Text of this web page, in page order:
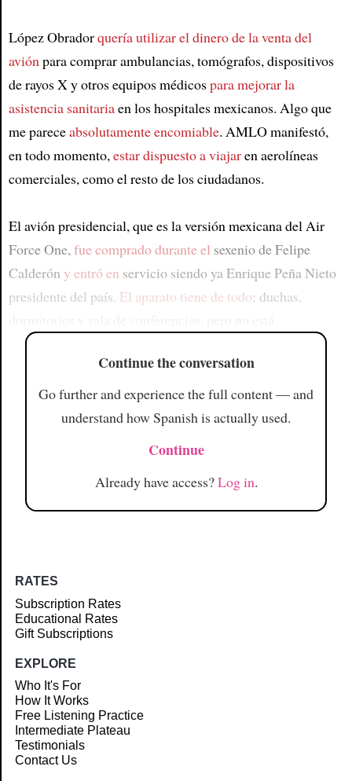
López Obradorquería utilizar el dinerode la venta del
aviónpara comprar ambulancias, tomógrafos, dispositivos
de rayos X y otros equipos médicospara mejorar la
asistencia sanitariaen los hospitales mexicanos. Algo que
me pareceabsolutamente encomiable. AMLO manifestó,
en todo momento,estar dispuesto a viajaren aerolíneas
comerciales, como el resto de los ciudadanos.
El avión presidencial, que es la versión mexicana del Air
Force One,fue comprado durante el sexenio de Felipe
Calderón y entró en servicio siendo ya Enrique Peña Nieto
presidente del país. El aparato tiene de todo: duchas,
Continue the conversation
Go further and experience the full content — and
understand how Spanish is actually used.
Continue
Already have access?Log in.
RATES
Subscription Rates
Educational Rates
Gift Subscriptions
EXPLORE
Who It's For
How It Works
Free Listening Practice
Intermediate Plateau
Testimonials
Contact Us